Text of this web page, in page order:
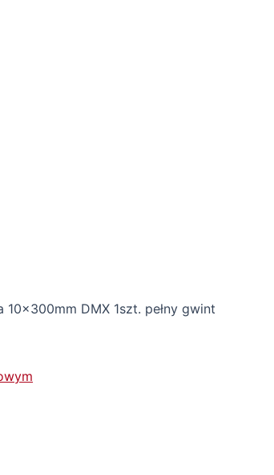
10x300mm DMX 1szt. pełny gwint